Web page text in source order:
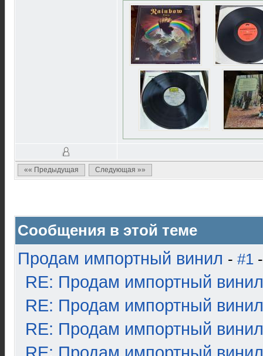
«« Предыдущая Следующая »»
Сообщения в этой теме
Продам импортный винил - #1
RE: Продам импортный винил
RE: Продам импортный винил
RE: Продам импортный винил